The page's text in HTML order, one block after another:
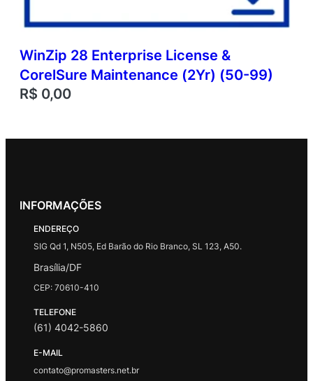
WinZip 28 Enterprise License &
CorelSure Maintenance (2Yr) (50-99)
R$ 0,00
INFORMAÇÕES
ENDEREÇO
SIG Qd 1, N505, Ed Barão do Rio Branco, SL 123, A50.
Brasília/DF
CEP: 70610-410
TELEFONE
(61) 4042-5860
E-MAIL
contato@promasters.net.br